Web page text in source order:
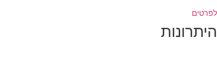
לפרטים
היתרונות